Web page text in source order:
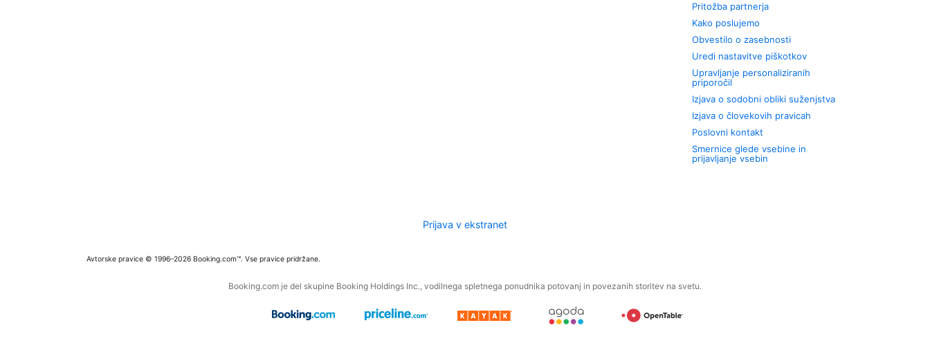
Pritožba partnerja
Kako poslujemo
Obvestilo o zasebnosti
Uredi nastavitve piškotkov
Upravljanje personaliziranih
priporočil
Izjava o sodobni obliki suženjstva
Izjava o človekovih pravicah
Poslovni kontakt
Smernice glede vsebine in
prijavljanje vsebin
Prijava v ekstranet
Avtorske pravice © 1996–2026 Booking.com™. Vse pravice pridržane.
Booking.com je del skupine Booking Holdings Inc., vodilnega spletnega ponudnika potovanj in povezanih storitev na svetu.